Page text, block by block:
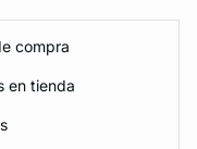
compra
en tienda